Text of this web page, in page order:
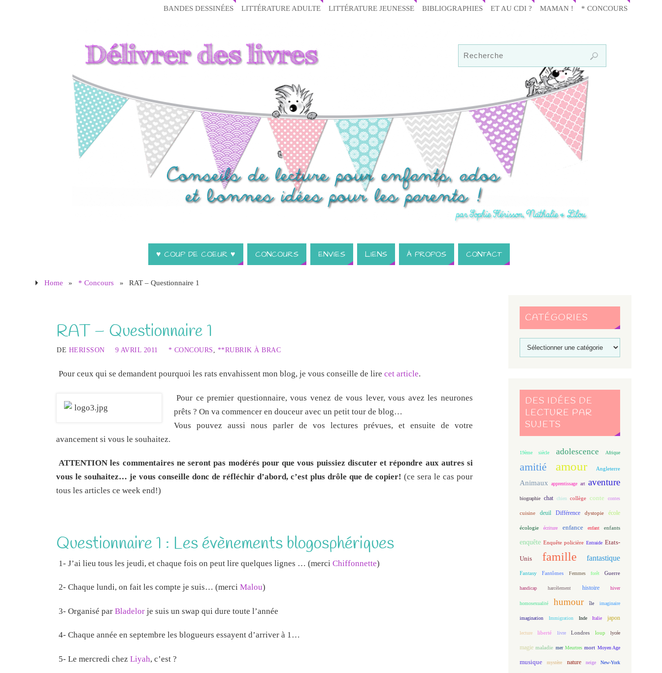
BANDES DESSINÉES LITTÉRATURE ADULTE LITTÉRATURE JEUNESSE BIBLIOGRAPHIES ET AU CDI ? MAMAN ! * CONCOURS
♥ COUP DE COEUR ♥ CONCOURS ENVIES LIENS À PROPOS CONTACT
Home » * Concours » RAT – Questionnaire 1
RAT – Questionnaire 1
DE HERISSON 9 AVRIL 2011 * CONCOURS **RUBRIK À BRAC
Pour ceux qui se demandent pourquoi les rats envahissent mon blog, je vous conseille de lire cet article.
Pour ce premier questionnaire, vous venez de vous lever, vous avez les neurones
prêts ? On va commencer en douceur avec un petit tour de blog…
Vous pouvez aussi nous parler de vos lectures prévues, et ensuite de votre
avancement si vous le souhaitez.
ATTENTION les commentaires ne seront pas modérés pour que vous puissiez discuter et répondre aux autres si
vous le souhaitez… je vous conseille donc de réfléchir d’abord, c’est plus drôle que de copier! (ce sera le cas pour
tous les articles ce week end!)
Questionnaire 1 : Les évènements blogosphériques
1- J’ai lieu tous les jeudi, et chaque fois on peut lire quelques lignes … (merci Chiffonnette)
2- Chaque lundi, on fait les compte je suis… (merci Malou)
3- Organisé par Bladelor je suis un swap qui dure toute l’année
4- Chaque année en septembre les blogueurs essayent d’arriver à 1…
5- Le mercredi chez Liyah, c’est ?
CATÉGORIES
DES IDÉES DE
LECTURE PAR
SUJETS
19ème siècle adolescence Afrique
amitié amour Angleterre
Animaux apprentissage art aventure
biographie chat chien collège conte contes
cuisine deuil Différence dystopie école
écologie écriture enfance enfant enfants
enquête Enquête policière Entraide Etats-
Unis famille fantastique
Fantasy Fantômes Femmes forêt Guerre
handicap harcèlement histoire hiver
homosexualité humour île imaginaire
imagination Immigration Inde Italie japon
lecture liberté livre Londres loup lycée
magie maladie mer Meurtres mort Moyen Age
musique mystère nature neige New-York